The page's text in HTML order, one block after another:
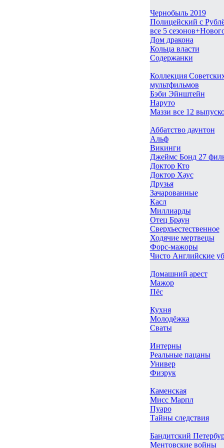
Чернобыль 2019
Полицейский с
все 5
Дом дракона
Кольца власти
Содержанки
Коллекция
мультфильмов
Бэби Эйнштейн
Наруто
Маззи все 12
Аббатство даунтон
Альф
Викинги
Джеймс Бонд 27
Доктор Кто
Доктор Хаус
Друзья
Зачарованные
Касл
Миллиарды
Отец Браун
Сверхъестественное
Ходячие мертвецы
Форс-мажоры
Чисто Английские
Домашний арест
Мажор
Пёс
Кухня
Молодёжка
Сваты
Интерны
Реальные пацаны
Универ
Физрук
Каменская
Мисс Марпл
Пуаро
Тайны следствия
Бандитский
Ментовские войны